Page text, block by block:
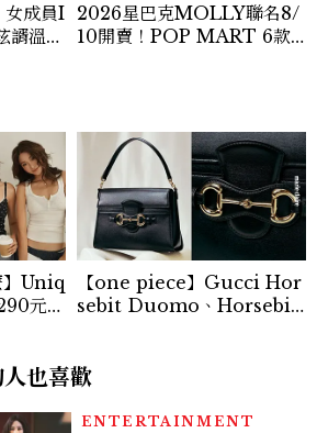
女成員I
諝溫柔
2026星巴克MOLLY聯名8/
10開賣！POP MART 6款
】Uniq
元蕾
【one piece】Gucci Hor
sebit Duomo、Horsebit
最經典的象徵
也喜歡
ENTERTAINMENT